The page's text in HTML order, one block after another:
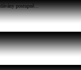
postupně...